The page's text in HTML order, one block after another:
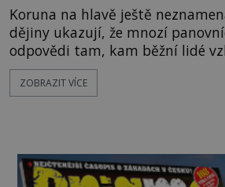
Koruna na hlavě ještě
dějiny ukazují, že mnozí
odpovědi tam, kam běžní lidé
jasných nocí – ke hvězdám.
středověkých a renesančních
nad českými králi a císaři?
ZOBRAZIT VÍCE